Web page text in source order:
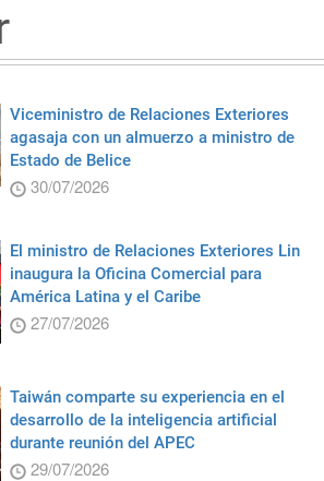
Viceministro de Relaciones Exteriores
agasaja con un almuerzo a ministro de
Estado de Belice
30/07/2026
El ministro de Relaciones Exteriores Lin
inaugura la Oficina Comercial para
América Latina y el Caribe
27/07/2026
Taiwán comparte su experiencia en el
desarrollo de la inteligencia artificial
durante reunión del APEC
29/07/2026